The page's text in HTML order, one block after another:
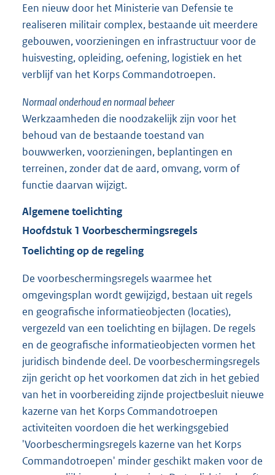
Een nieuw door het Ministerie van Defensie te
realiseren militair complex, bestaande uit meerdere
gebouwen, voorzieningen en infrastructuur voor de
huisvesting, opleiding, oefening, logistiek en het
verblijf van het Korps Commandotroepen.
Normaal onderhoud en normaal beheer
Werkzaamheden die noodzakelijk zijn voor het
behoud van de bestaande toestand van
bouwwerken, voorzieningen, beplantingen en
terreinen, zonder dat de aard, omvang, vorm of
functie daarvan wijzigt.
Algemene toelichting
Hoofdstuk 1 Voorbeschermingsregels
Toelichting op de regeling
De voorbeschermingsregels waarmee het
omgevingsplan wordt gewijzigd, bestaan uit regels
en geografische informatieobjecten (locaties),
vergezeld van een toelichting en bijlagen. De regels
en de geografische informatieobjecten vormen het
juridisch bindende deel. De voorbeschermingsregels
zijn gericht op het voorkomen dat zich in het gebied
van het in voorbereiding zijnde projectbesluit nieuwe
kazerne van het Korps Commandotroepen
activiteiten voordoen die het werkingsgebied
'Voorbeschermingsregels kazerne van het Korps
Commandotroepen' minder geschikt maken voor de